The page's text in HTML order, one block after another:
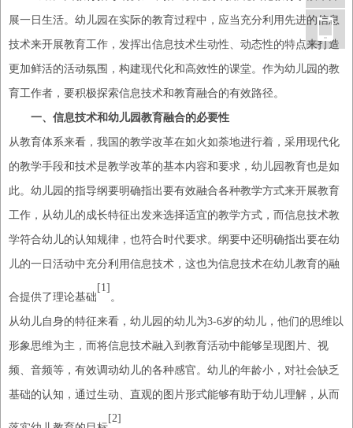
展一日生活。幼儿园在实际的教育过程中，应当充分利用先进的信息
技术来开展教育工作，发挥出信息技术生动性、动态性的特点来打造
更加鲜活的活动氛围，构建现代化和高效性的课堂。作为幼儿园的教
育工作者，要积极探索信息技术和教育融合的有效路径。
一、信息技术和幼儿园教育融合的必要性
从教育体系来看，我国的教学改革在如火如荼地进行着，采用现代化
的教学手段和技术是教学改革的基本内容和要求，幼儿园教育也是如
此。幼儿园的指导纲要明确指出要有效融合各种教学方式来开展教育
工作，从幼儿的成长特征出发来选择适宜的教学方式，而信息技术教
学符合幼儿的认知规律，也符合时代要求。纲要中还明确指出要在幼
儿的一日活动中充分利用信息技术，这也为信息技术在幼儿教育的融
合提供了理论基础
[1]
。
从幼儿自身的特征来看，幼儿园的幼儿为3-6岁的幼儿，他们的思维以
形象思维为主，而将信息技术融入到教育活动中能够呈现图片、视
频、音频等，有效调动幼儿的各种感官。幼儿的年龄小，对社会缺乏
基础的认知，通过生动、直观的图片形式能够有助于幼儿理解，从而
[2]